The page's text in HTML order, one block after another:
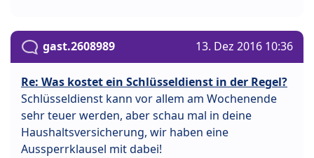
gast.2608989 13. Dez 2016 10:36
Re: Was kostet ein Schlüsseldienst in der Regel?
Schlüsseldienst kann vor allem am Wochenende
sehr teuer werden, aber schau mal in deine
Haushaltsversicherung, wir haben eine
Aussperrklausel mit dabei!